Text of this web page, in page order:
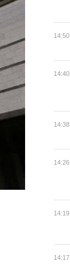
14:50
14:40
14:38
14:26
14:19
14:17